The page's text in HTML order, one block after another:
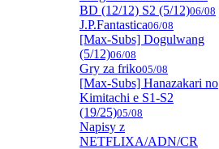
BD (12/12) S2 (5/12)06/08
J.P.Fantastica06/08
[Max-Subs] Dogulwang
(5/12)06/08
Gry za friko05/08
[Max-Subs] Hanazakari no
Kimitachi e S1-S2
(19/25)05/08
Napisy z
NETFLIXA/ADN/CR